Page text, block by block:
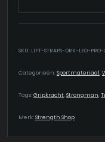
SKU: LIFT-STRAPS-DRK-LEO-PRO-
Categorieën:Sportmateriaal,
Tags:Gripkracht,Strongman,
Merk:Strength Shop